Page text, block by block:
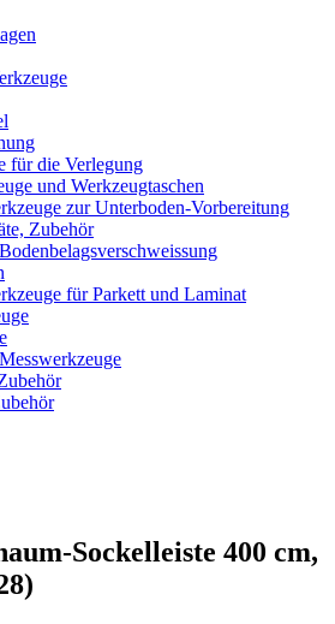
für die Verlegung
und Werkzeugtaschen
zur Unterboden-Vorbereitung
Zubehör
für Parkett und Laminat
Sockelleiste 400 cm,